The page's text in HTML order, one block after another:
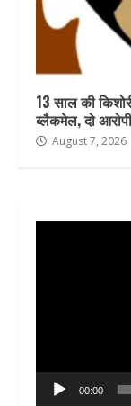
13 साल की
ब्लैकमेल, दो
August 7, 2026
00:00